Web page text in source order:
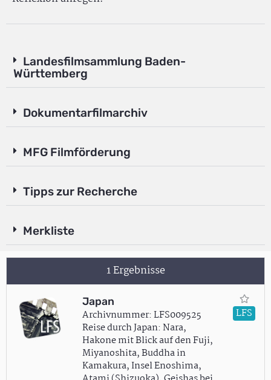
Landesfilmsammlung Baden-
Württemberg
Dokumentarfilmarchiv
MFG Filmförderung
Tipps zur Recherche
Merkliste
1 Ergebnisse
Japan
Archivnummer: LFS009525
Reise durch Japan: Nara,
Hakone mit Blick auf den Fuji,
Miyanoshita, Buddha in
Kamakura, Insel Enoshima,
LFS